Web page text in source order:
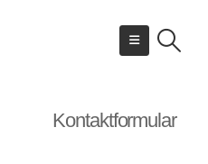
Kontaktformular